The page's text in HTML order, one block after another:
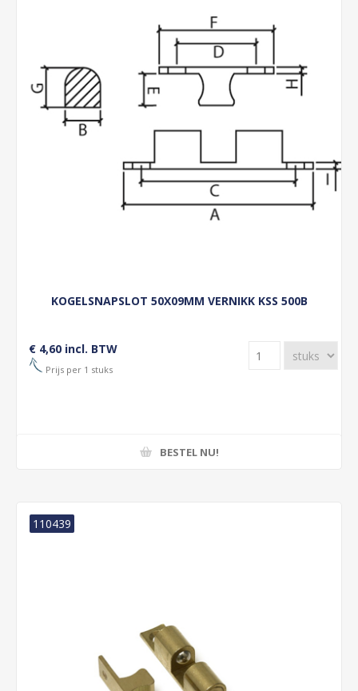
KOGELSNAPSLOT 50X09MM VERNIKK KSS 500B
€ 4,60 incl. BTW
Prijs per 1 stuks
BESTEL NU!
110439